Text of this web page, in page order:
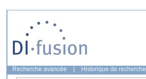
Recherche avancée Historique de recherche